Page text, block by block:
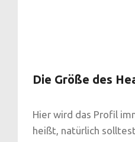
Die Größe des
Hier wird das Profil
heißt, natürlich